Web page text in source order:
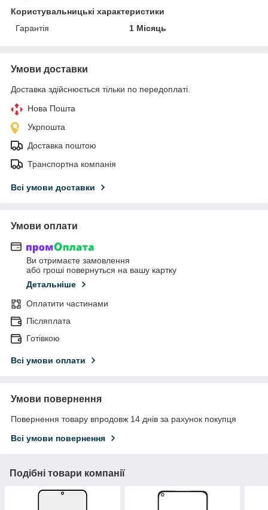
Користувальницькі характеристики
Гарантія
1 Місяць
Умови доставки
Доставка здійснюється тільки по передоплаті.
Нова Пошта
Укрпошта
Доставка поштою
Транспортна компанія
Всі умови доставки
Умови оплати
Ви отримаєте замовлення
або гроші повернуться на вашу картку
Детальніше
Оплатити частинами
Післяплата
Готівкою
Всі умови оплати
Умови повернення
Повернення товару впродовж 14 днів за рахунок покупця
Всі умови повернення
Подібні товари компанії